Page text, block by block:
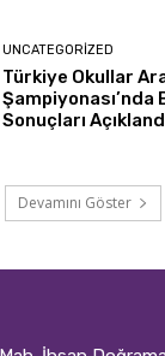
UNCATEGORIZED
Türkiye Okullar
Şampiyonası’nda
Sonuçları
Devamını Göster